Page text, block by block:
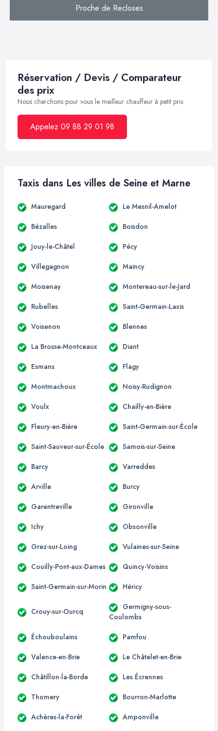
Proche de Recloses
Réservation / Devis / Comparateur
des prix
Nous cherchons pour vous le meilleur chauffeur à petit prix
Appelez 09 88 29 01 98
Taxis dans Les villes de Seine et Marne
Mauregard Le Mesnil-Amelot
Bézalles Boisdon
Jouy-le-Châtel Pécy
Villegagnon Maincy
Moisenay Montereau-sur-le-Jard
Rubelles Saint-Germain-Laxis
Voisenon Blennes
La Brosse-Montceaux Diant
Esmans Flagy
Montmachoux Noisy-Rudignon
Voulx Chailly-en-Bière
Fleury-en-Bière Saint-Germain-sur-École
Saint-Sauveur-sur-École Samois-sur-Seine
Barcy Varreddes
Arville Burcy
Garentreville Gironville
Ichy Obsonville
Grez-sur-Loing Vulaines-sur-Seine
Couilly-Pont-aux-Dames Quincy-Voisins
Saint-Germain-sur-Morin Héricy
Crouy-sur-Ourcq
Germigny-sous-
Coulombs
Échouboulains Pamfou
Valence-en-Brie Le Châtelet-en-Brie
Châtillon-la-Borde Les Écrennes
Thomery Bourron-Marlotte
Achères-la-Forêt Amponville